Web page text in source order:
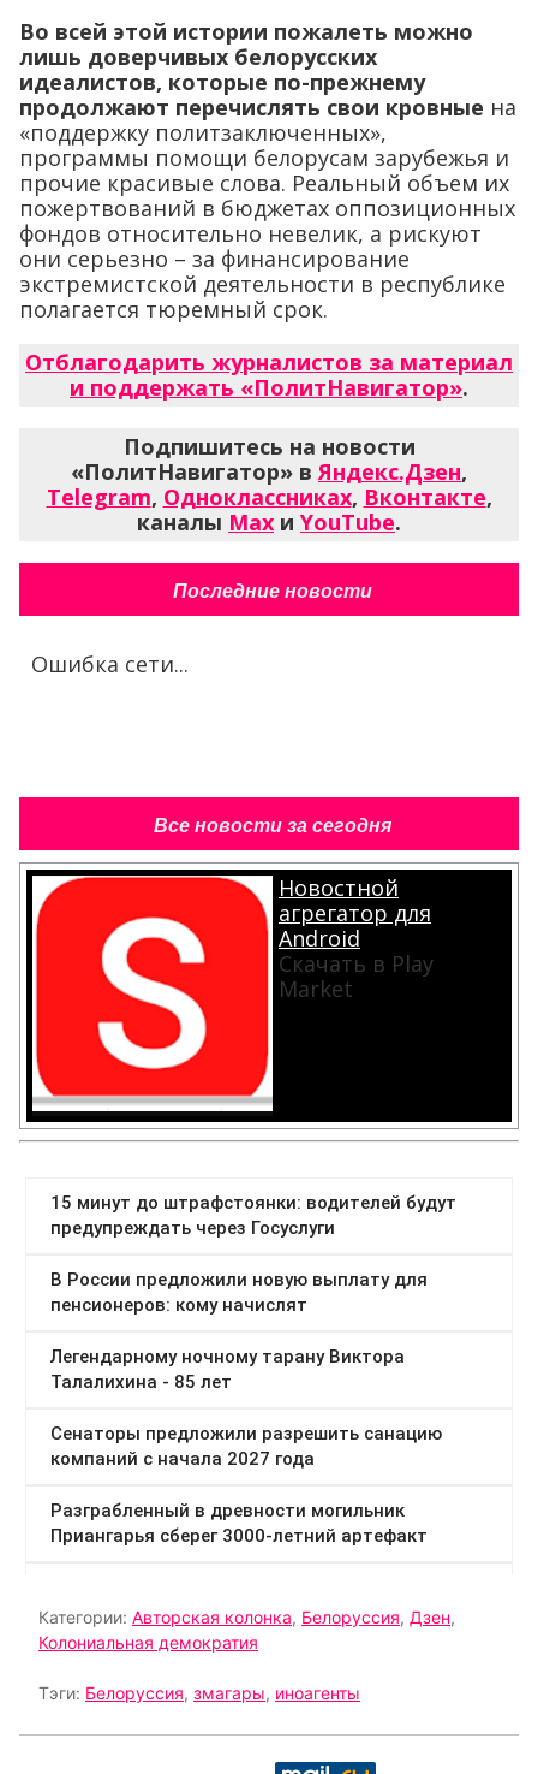
Во всей этой истории пожалеть можно
лишь доверчивых белорусских
идеалистов, которые по-прежнему
продолжают перечислять свои кровные на
«поддержку политзаключенных»,
программы помощи белорусам зарубежья и
прочие красивые слова. Реальный объем их
пожертвований в бюджетах оппозиционных
фондов относительно невелик, а рискуют
они серьезно – за финансирование
экстремистской деятельности в республике
полагается тюремный срок.
Отблагодарить журналистов за материал
и поддержать «ПолитНавигатор».
Подпишитесь на новости
«ПолитНавигатор» в Яндекс.Дзен,
Telegram, Одноклассниках, Вконтакте,
каналы Max и YouTube.
Последние новости
Ошибка сети...
Все новости за сегодня
Новостной
агрегатор для
Android
Скачать в Play
Market
Категории: Авторская колонка, Белоруссия, Дзен,
Колониальная демократия
Тэги: Белоруссия, змагары, иноагенты